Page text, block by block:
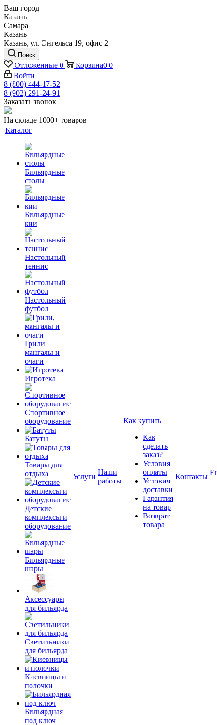
Ваш город
Казань
Самара
Казань
Казань, ул. Энгельса 19, офис 2
Поиск
Отложенные 0 Корзина0 0
Войти
8 (800) 444-17-52
8 (902) 291-24-91
Заказать звонок
На складе 1000+ товаров
Каталог
Бильярдные
столы
Бильярдные
кии
Настольный
теннис
Настольный
футбол
Грили,
мангалы и
очаги
Игротека
Спортивное
оборудование
Батуты
Товары для
отдыха
Детские
комплексы и
оборудование
Бильярдные
шары
Аксессуары
для бильярда
Светильники
для бильярда
Киевницы и
полочки
Бильярдная
под ключ
Услуги
Наши
работы
Как купить
Как
сделать
заказ?
Условия
оплаты
Условия
доставки
Гарантия
на товар
Возврат
товара
Контакты